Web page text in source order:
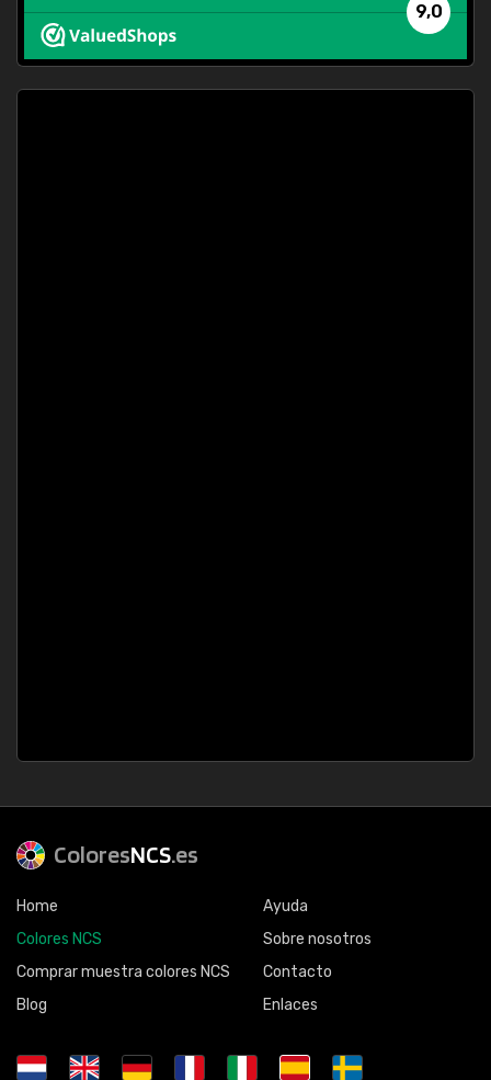
9,0
ColoresNCS.es
Home
Colores NCS
Comprar muestra colores NCS
Blog
Ayuda
Sobre nosotros
Contacto
Enlaces